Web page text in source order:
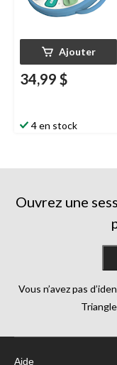
Ajouter
34,99 $
4 en stock
Ouvrez une
Vous n’avez pas
Triangle
Aide